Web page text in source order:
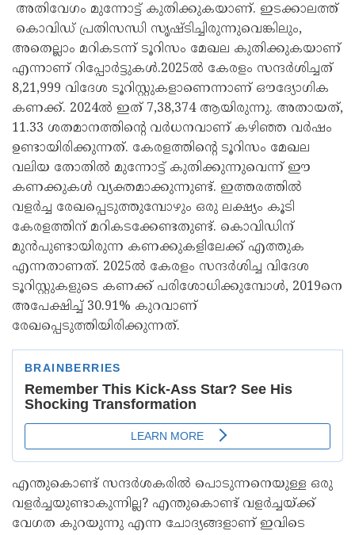
അതിവേഗം മുന്നോട്ട് കുതിക്കുകയാണ്. ഇടക്കാലത്ത്
കൊവിഡ് പ്രതിസന്ധി സൃഷ്ടിച്ചിരുന്നുവെങ്കിലും,
അതെല്ലാം മറികടന്ന് ടൂറിസം മേഖല കുതിക്കുകയാണ്
എന്നാണ് റിപ്പോർട്ടുകൾ.2025ൽ കേരളം സന്ദർശിച്ചത്
8,21,999 വിദേശ ടൂറിസ്റ്റുകളാണെന്നാണ് ഔദ്യോഗിക
കണക്ക്. 2024ൽ ഇത് 7,38,374 ആയിരുന്നു. അതായത്,
11.33 ശതമാനത്തിന്റെ വർധനവാണ് കഴിഞ്ഞ വർഷം
ഉണ്ടായിരിക്കുന്നത്. കേരളത്തിന്‍റെ ടൂറിസം മേഖല
വലിയ തോതില്‍ മുന്നോട്ട് കുതിക്കുന്നുവെന്ന് ഈ
കണക്കുകള്‍ വ്യക്തമാക്കുന്നുണ്ട്. ഇത്തരത്തിൽ
വളർച്ച രേഖപ്പെടുത്തുമ്പോഴും ഒരു ലക്ഷ്യം കൂടി
കേരളത്തിന് മറികടക്കേണ്ടതുണ്ട്. കൊവിഡിന്
മുൻപുണ്ടായിരുന്ന കണക്കുകളിലേക്ക് എത്തുക
എന്നതാണത്. 2025ൽ കേരളം സന്ദർശിച്ച വിദേശ
ടൂറിസ്റ്റുകളുടെ കണക്ക് പരിശോധിക്കുമ്പോൾ, 2019നെ
അപേക്ഷിച്ച്‌ 30.91% കുറവാണ്
രേഖപ്പെടുത്തിയിരിക്കുന്നത്.
എന്തുകൊണ്ട് സന്ദർശകരിൽ പൊടുന്നനെയുള്ള ഒരു
വളർച്ചയുണ്ടാകുന്നില്ല? എന്തുകൊണ്ട് വളർച്ചയ്ക്ക്
വേഗത കുറയുന്നു എന്ന ചോദ്യങ്ങളാണ് ഇവിടെ